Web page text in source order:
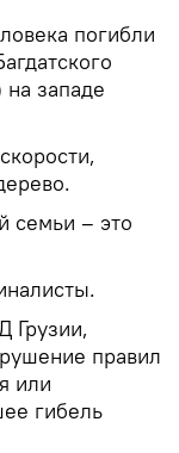
погибли
западе
семьи – это
Грузии,
правил
или
гибель